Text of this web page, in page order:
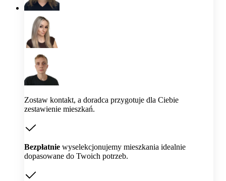
Zostaw kontakt, a doradca przygotuje dla Ciebie
zestawienie mieszkań.
Bezpłatnie wyselekcjonujemy mieszkania idealnie
dopasowane do Twoich potrzeb.